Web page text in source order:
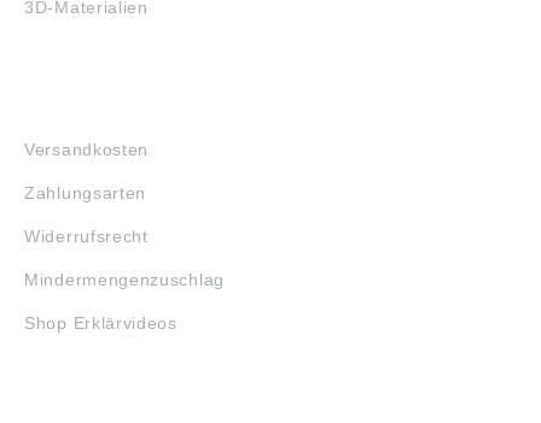
3D-Materialien
Versandkosten
Zahlungsarten
Widerrufsrecht
Mindermengenzuschlag
Shop Erklärvideos